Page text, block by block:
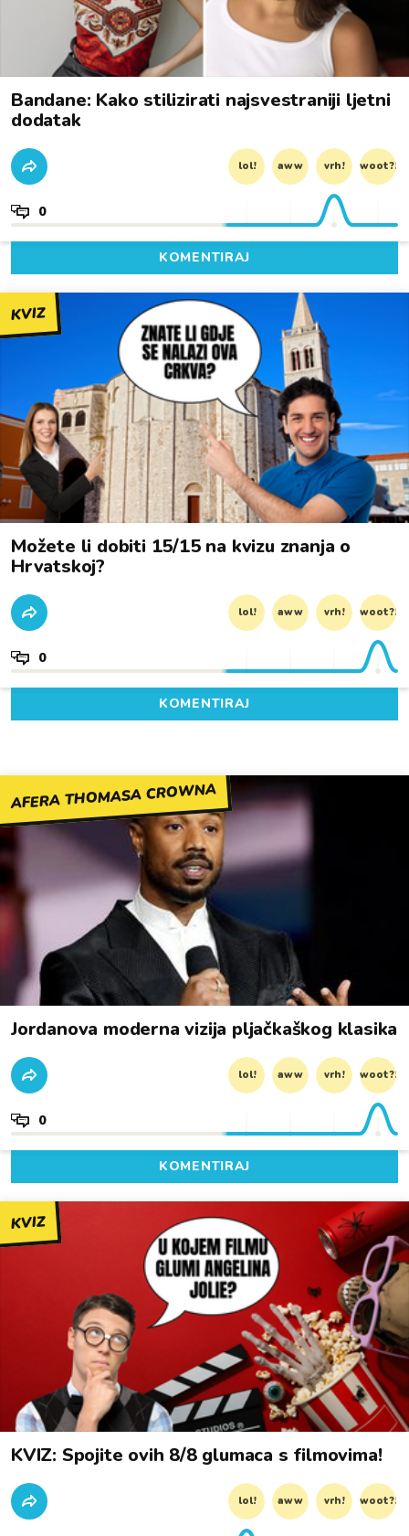
Bandane: Kako stilizirati najsvestraniji ljetni
dodatak
lol! aww vrh! woot?!
0
KOMENTIRAJ
KVIZ
Možete li dobiti 15/15 na kvizu znanja o
Hrvatskoj?
lol! aww vrh! woot?!
0
KOMENTIRAJ
AFERA THOMASA CROWNA
Jordanova moderna vizija pljačkaškog klasika
lol! aww vrh! woot?!
0
KOMENTIRAJ
KVIZ
KVIZ: Spojite ovih 8/8 glumaca s filmovima!
lol! aww vrh! woot?!